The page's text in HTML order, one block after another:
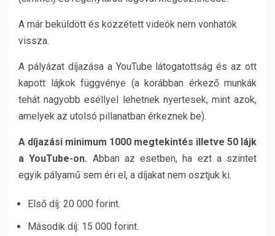
A már beküldött és közzétett videók nem vonhatók
vissza.
A pályázat díjazása a YouTube látogatottság és az ott
kapott lájkok függvénye (a korábban érkező munkák
tehát nagyobb eséllyel lehetnek nyertesek, mint azok,
amelyek az utolsó pillanatban érkeznek be).
A díjazási minimum 1000 megtekintés illetve 50 lájk
a YouTube-on. Abban az esetben, ha ezt a szintet
egyik pályamű sem éri el, a díjakat nem osztjuk ki.
Első díj: 20 000 forint.
Második díj: 15 000 forint.